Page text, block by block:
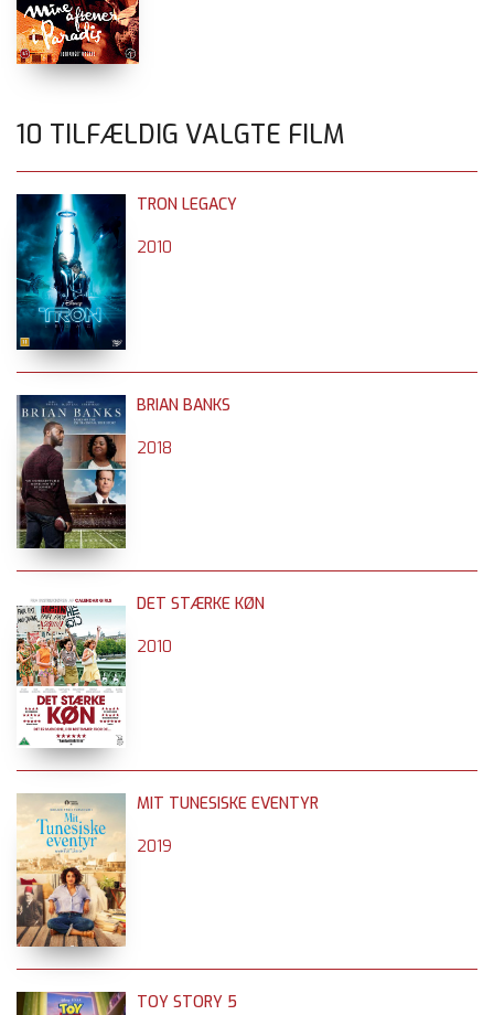
10 TILFÆLDIG VALGTE FILM
TRON LEGACY
2010
BRIAN BANKS
2018
DET STÆRKE KØN
2010
MIT TUNESISKE EVENTYR
2019
TOY STORY 5